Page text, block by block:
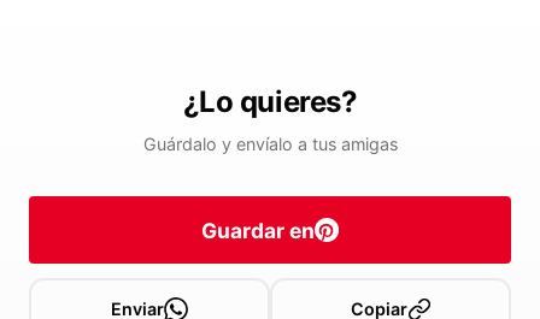
¿Lo quieres?
Guárdalo y envíalo a tus amigas
Guardar en
Enviar Copiar